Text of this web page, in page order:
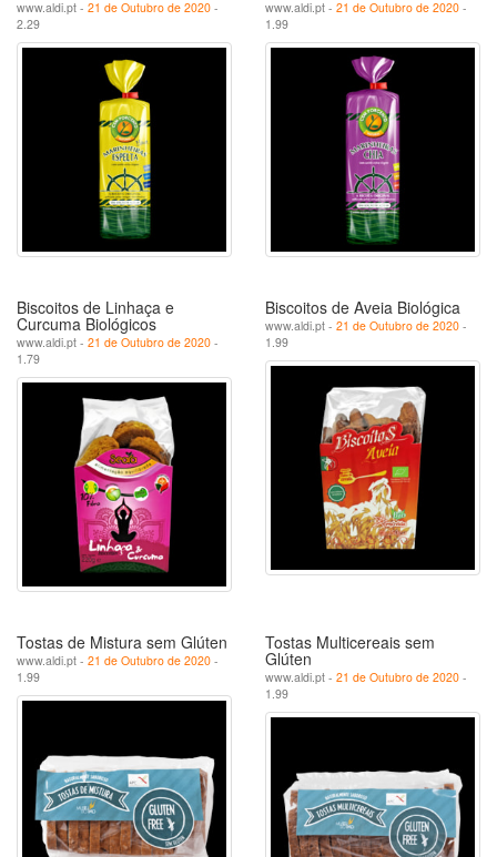
www.aldi.pt - 21 de Outubro de 2020 -
2.29
www.aldi.pt - 21 de Outubro de 2020 -
1.99
Biscoitos de Linhaça e
Curcuma Biológicos
www.aldi.pt - 21 de Outubro de 2020 -
1.79
Biscoitos de Aveia Biológica
www.aldi.pt - 21 de Outubro de 2020 -
1.99
Tostas de Mistura sem Glúten
www.aldi.pt - 21 de Outubro de 2020 -
1.99
Tostas Multicereais sem
Glúten
www.aldi.pt - 21 de Outubro de 2020 -
1.99